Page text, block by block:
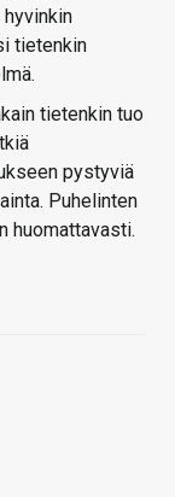
tietenkin
tietenkin tuo
pystyviä
Puhelinten
huomattavasti.